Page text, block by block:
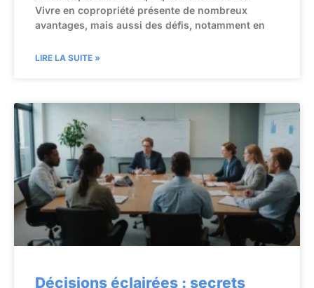
Vivre en copropriété présente de nombreux
avantages, mais aussi des défis, notamment en
LIRE LA SUITE »
Décisions éclairées : secrets